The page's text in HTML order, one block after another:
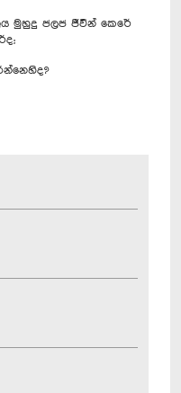
මුහුදු ජලජ ජීවීන් කෙරේ